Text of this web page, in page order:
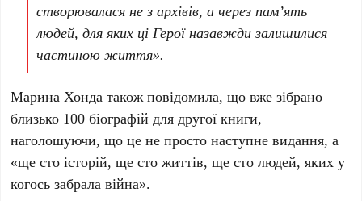
створювалася не з архівів, а через пам’ять
людей, для яких ці Герої назавжди залишилися
частиною життя».
Марина Хонда також повідомила, що вже зібрано
близько 100 біографій для другої книги,
наголошуючи, що це не просто наступне видання, а
«ще сто історій, ще сто життів, ще сто людей, яких у
когось забрала війна».